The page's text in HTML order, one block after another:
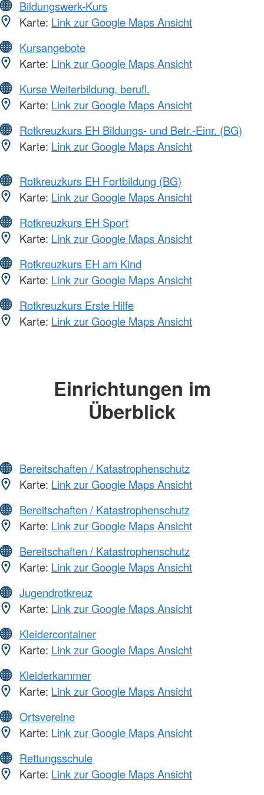
Bildungswerk-Kurs
Karte: Link zur Google Maps Ansicht
Kursangebote
Karte: Link zur Google Maps Ansicht
Kurse Weiterbildung, berufl.
Karte: Link zur Google Maps Ansicht
Rotkreuzkurs EH Bildungs- und Betr.-Einr. (BG)
Karte: Link zur Google Maps Ansicht
Rotkreuzkurs EH Fortbildung (BG)
Karte: Link zur Google Maps Ansicht
Rotkreuzkurs EH Sport
Karte: Link zur Google Maps Ansicht
Rotkreuzkurs EH am Kind
Karte: Link zur Google Maps Ansicht
Rotkreuzkurs Erste Hilfe
Karte: Link zur Google Maps Ansicht
Einrichtungen im
Überblick
Bereitschaften / Katastrophenschutz
Karte: Link zur Google Maps Ansicht
Bereitschaften / Katastrophenschutz
Karte: Link zur Google Maps Ansicht
Bereitschaften / Katastrophenschutz
Karte: Link zur Google Maps Ansicht
Jugendrotkreuz
Karte: Link zur Google Maps Ansicht
Kleidercontainer
Karte: Link zur Google Maps Ansicht
Kleiderkammer
Karte: Link zur Google Maps Ansicht
Ortsvereine
Karte: Link zur Google Maps Ansicht
Rettungsschule
Karte: Link zur Google Maps Ansicht